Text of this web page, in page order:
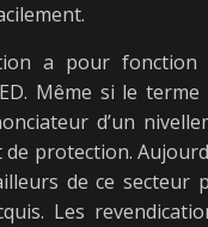
a pour
Même si le
d’un
protection.
de ce secteur
Les